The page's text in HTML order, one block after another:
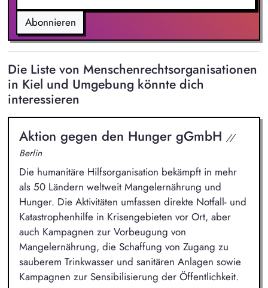
Stellungnahmen.
Abonnieren
Die Liste von Menschenrechtsorganisationen
in Kiel und Umgebung könnte dich
interessieren
Aktion gegen den Hunger gGmbH //
Berlin
Die humanitäre Hilfsorganisation bekämpft in mehr
als 50 Ländern weltweit Mangelernährung und
Hunger. Die Aktivitäten umfassen direkte Notfall- und
Katastrophenhilfe in Krisengebieten vor Ort, aber
auch Kampagnen zur Vorbeugung von
Mangelernährung, die Schaffung von Zugang zu
sauberem Trinkwasser und sanitären Anlagen sowie
Kampagnen zur Sensibilisierung der Öffentlichkeit.